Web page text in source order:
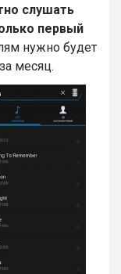
слушать
первый
нужно будет
месяц.